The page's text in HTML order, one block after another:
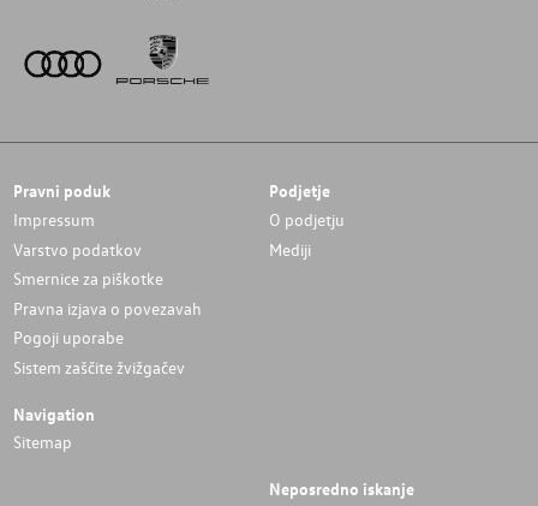
Pravni poduk
Impressum
Varstvo podatkov
Smernice za piškotke
Pravna izjava o povezavah
Pogoji uporabe
Sistem zaščite žvižgačev
Podjetje
O podjetju
Mediji
Navigation
Sitemap
Neposredno iskanje